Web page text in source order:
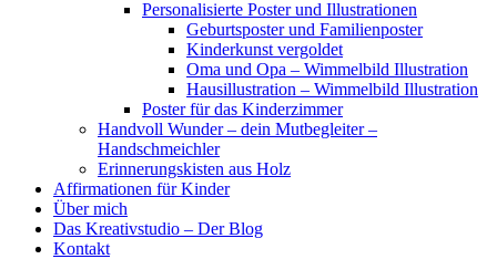
Personalisierte Poster und Illustrationen
Geburtsposter und Familienposter
Kinderkunst vergoldet
Oma und Opa – Wimmelbild Illustration
Hausillustration – Wimmelbild Illustration
Poster für das Kinderzimmer
Handvoll Wunder – dein Mutbegleiter –
Handschmeichler
Erinnerungskisten aus Holz
Affirmationen für Kinder
Über mich
Das Kreativstudio – Der Blog
Kontakt